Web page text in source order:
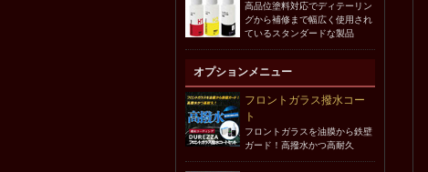
高品位塗料対応でディテーリン
グから補修まで幅広く使用され
ているスタンダードな製品
オプションメニュー
フロントガラス撥水コー
ト
フロントガラスを油膜から鉄壁
ガード！高撥水かつ高耐久